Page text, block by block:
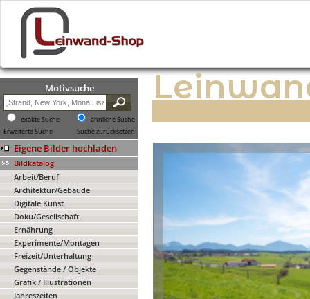
Motivsuche
exakte Suche
ähnliche Suche
Erweiterte Suche
Suche zurücksetzen
Eigene Bilder hochladen
Bildkatalog
Arbeit/Beruf
Architektur/Gebäude
Digitale Kunst
Doku/Gesellschaft
Ernährung
Experimente/Montagen
Freizeit/Unterhaltung
Gegenstände / Objekte
Grafik / Illustrationen
Jahreszeiten